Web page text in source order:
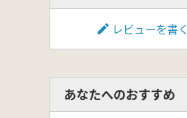
レビューを書く
あなたへのおすすめ